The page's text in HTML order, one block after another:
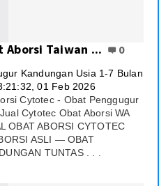
Taiwan ... 0
Kandungan Usia 1-7 Bulan
01 Feb 2026
Cytotec - Obat Penggugur
Cytotec Obat Aborsi WA
OBAT ABORSI CYTOTEC
ASLI — OBAT
TUNTAS . . .